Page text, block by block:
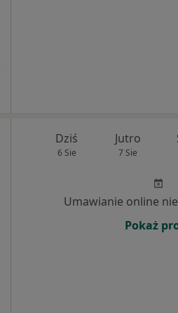
Dziś
6 Sie
Jutro
7 Sie
Umawianie online
Pokaż